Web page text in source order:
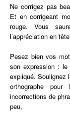
Ne corrigez pas
Et en corrigeant
rouge. Vous
l’appréciation en
Pesez bien vos
son expression :
expliqué. Soulignez
orthographe
incorrections de
peu,